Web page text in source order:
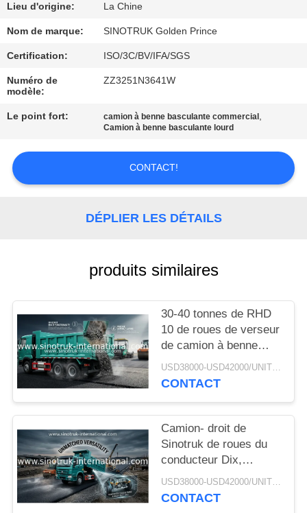
L'USINE
CONTRÔLE
DE
QUALITÉ
NOUS
CONTACTER
PLAN
DU
SITE
POLITIQUE
DE
CONFIDENTIALITÉ
Lieu d'origine: La Chine
Nom de marque: SINOTRUK Golden Prince
Certification: ISO/3C/BV/IFA/SGS
Numéro de
modèle:
ZZ3251N3641W
Le point fort: camion à benne basculante commercial ,
Camion à benne basculante lourd
CONTACT!
DÉPLIER LES DÉTAILS
produits similaires
30-40 tonnes de RHD
10 de roues de verseur
de camion à benne
basculante SINOTRUK
HOWO A7 pour la
USD38000-USD42000/UNIT)negotiation MOQ:1 UNITÉ
CONTACT
Camion- droit de
Sinotruk de roues du
conducteur Dix,
camion à benne
basculante résistant
USD38000-USD42000/UNIT)negotiation MOQ:1 UNITÉ
CONTACT